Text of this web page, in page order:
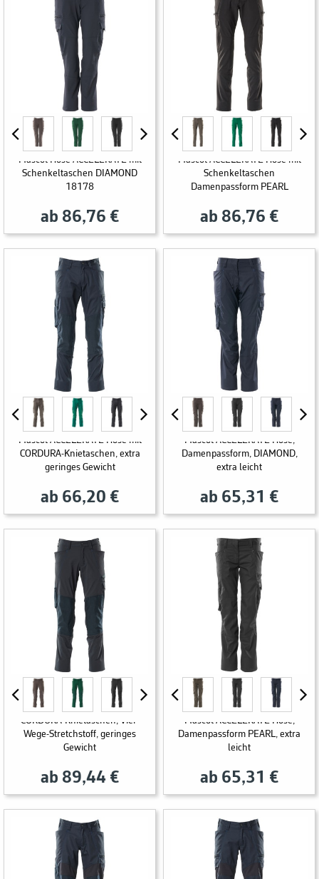
Mascot Hose ACCELERATE mit
Schenkeltaschen DIAMOND
18178
ab 86,76 €
Mascot ACCELERATE Hose mit
Schenkeltaschen
Damenpassform PEARL
ab 86,76 €
Mascot ACCELERATE Hose mit
CORDURA-Knietaschen, extra
geringes Gewicht
ab 66,20 €
Mascot ACCELERATE Hose,
Damenpassform, DIAMOND,
extra leicht
ab 65,31 €
Mascot ACCELERATE Hose mit
CORDURA-Knietaschen, Vier-
Wege-Stretchstoff, geringes
Gewicht
ab 89,44 €
Mascot ACCELERATE Hose,
Damenpassform PEARL, extra
leicht
ab 65,31 €